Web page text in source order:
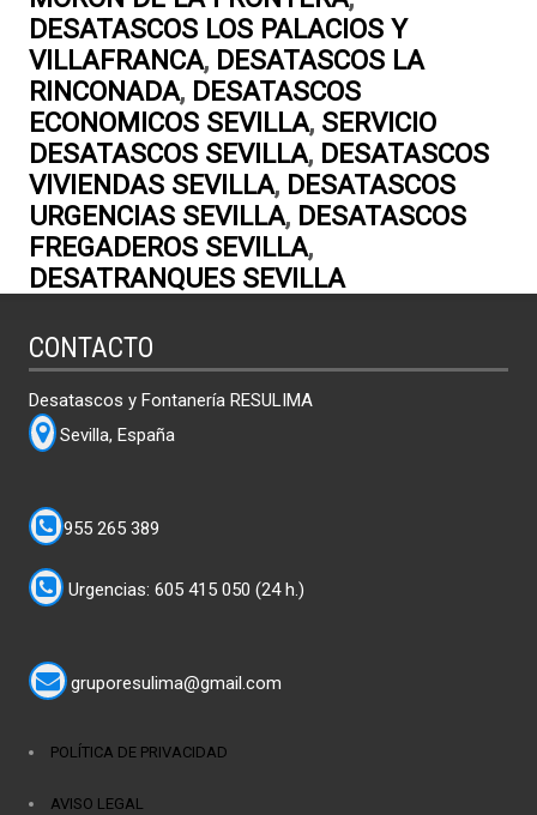
DESATASCOS LOS PALACIOS Y
VILLAFRANCA, DESATASCOS LA
RINCONADA, DESATASCOS
ECONOMICOS SEVILLA, SERVICIO
DESATASCOS SEVILLA, DESATASCOS
VIVIENDAS SEVILLA, DESATASCOS
URGENCIAS SEVILLA, DESATASCOS
FREGADEROS SEVILLA,
DESATRANQUES SEVILLA
CONTACTO
Desatascos y Fontanería RESULIMA
Sevilla, España
955 265 389
Urgencias: 605 415 050 (24 h.)
gruporesulima@gmail.com
POLÍTICA DE PRIVACIDAD
AVISO LEGAL